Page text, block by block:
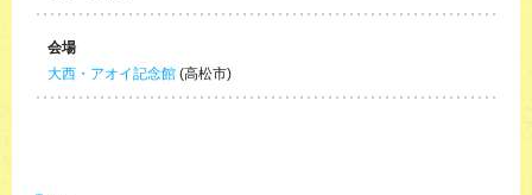
会場
大西・アオイ記念館 (高松市)